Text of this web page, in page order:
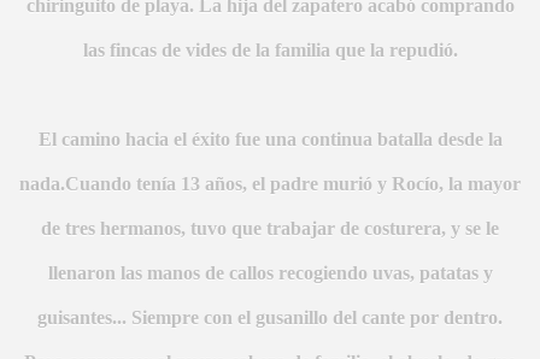
chiringuito de playa. La hija del zapatero acabó comprando
las fincas de vides de la familia que la repudió.
El camino hacia el éxito fue una continua batalla desde la
nada.Cuando tenía 13 años, el padre murió y Rocío, la mayor
de tres hermanos, tuvo que trabajar de costurera, y se le
llenaron las manos de callos recogiendo uvas, patatas y
guisantes... Siempre con el gusanillo del cante por dentro.